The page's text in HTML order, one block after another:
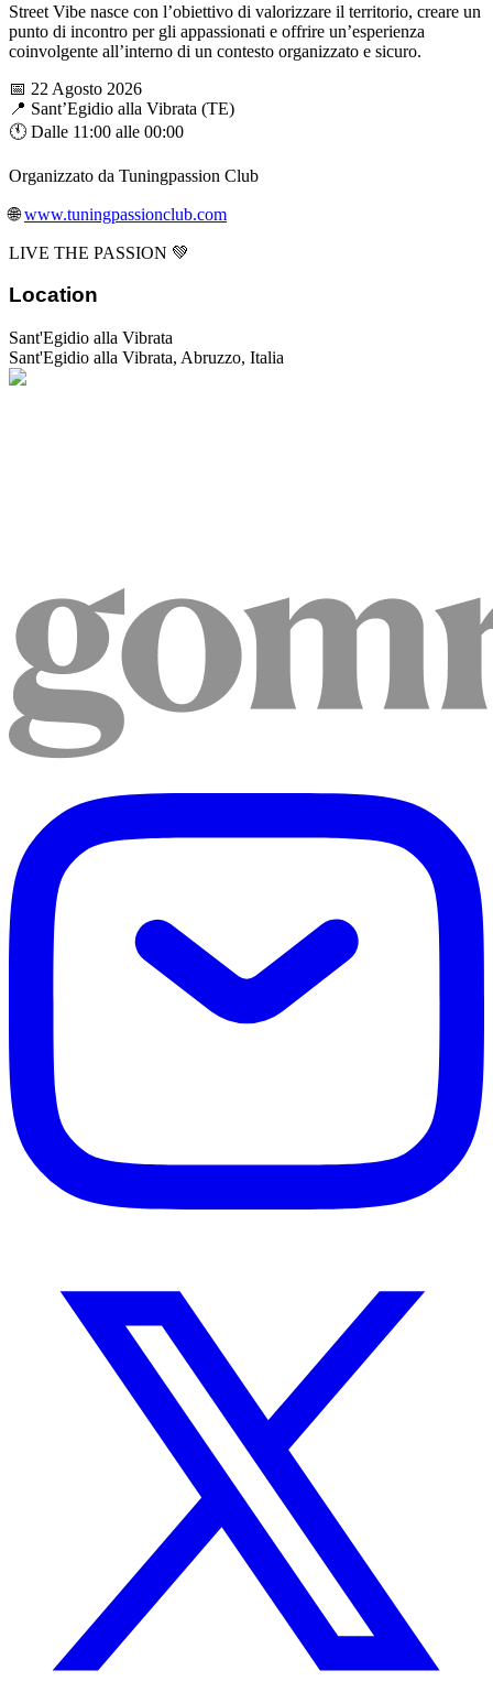
Street Vibe nasce con l’obiettivo di valorizzare il territorio, creare un
punto di incontro per gli appassionati e offrire un’esperienza
coinvolgente all’interno di un contesto organizzato e sicuro.
📅 22 Agosto 2026
📍 Sant’Egidio alla Vibrata (TE)
🕚 Dalle 11:00 alle 00:00
Organizzato da Tuningpassion Club
🌐www.tuningpassionclub.com
LIVE THE PASSION 💚
Location
Sant'Egidio alla Vibrata
Sant'Egidio alla Vibrata, Abruzzo, Italia